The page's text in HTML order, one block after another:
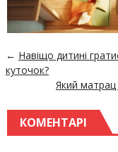
← Навіщо дитині
куточок?
Який
КОМЕНТАРІ